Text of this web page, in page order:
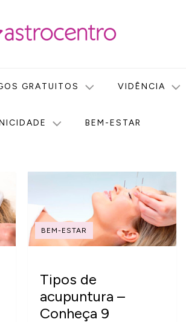
GRATUITOS VIDÊNCIA
BEM-ESTAR
BEM-ESTAR
Tipos de
acupuntura –
Conheça 9